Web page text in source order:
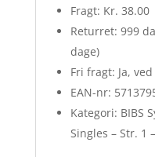
Fragt: Kr. 38.00
Returret: 999
dage)
Fri fragt: Ja,
EAN-nr:
Kategori: BIBS
Singles – Str. 1